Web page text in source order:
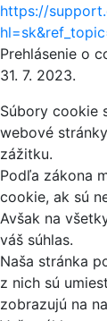
https://
Prehlásenie o
31. 7. 2023.
Súbory cookie
webové
zážitku.
Podľa zákona
cookie, ak sú
Avšak na
váš súhlas.
Naša stránka
z nich sú
zobrazujú na